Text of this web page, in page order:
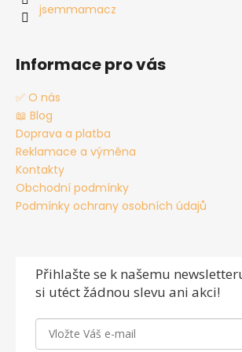
jsemmamacz
Informace pro vás
✅ O nás
📖 Blog
Doprava a platba
Reklamace a výměna
Kontakty
Obchodní podmínky
Podmínky ochrany osobních údajů
Přihlašte se k našemu
si utéct žádnou slevu ani akci!